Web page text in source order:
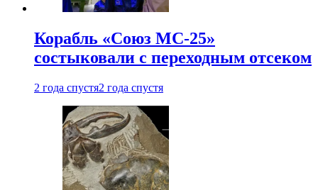
Корабль «Союз МС-25»
состыковали с переходным отсеком
2 года спустя2 года спустя